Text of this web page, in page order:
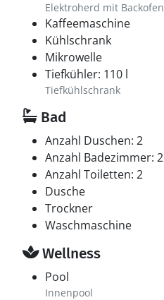
Elektroherd mit Backofen
Kaffeemaschine
Kühlschrank
Mikrowelle
Tiefkühler: 110 l
Tiefkühlschrank
Bad
Anzahl Duschen: 2
Anzahl Badezimmer: 2
Anzahl Toiletten: 2
Dusche
Trockner
Waschmaschine
Wellness
Pool
Innenpool